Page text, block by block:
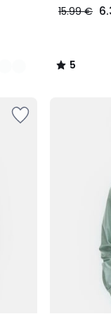
15.99 €
5
/